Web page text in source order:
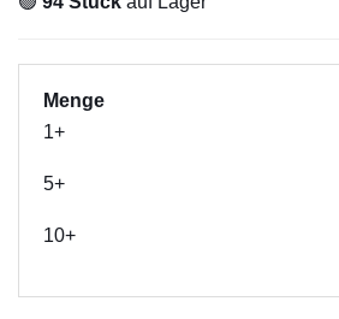
Menge
1+
5+
10+